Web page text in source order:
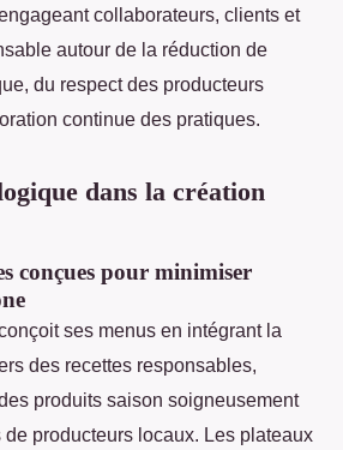
collaborateurs, clients et
autour de la réduction de
du respect des producteurs
continue des pratiques.
dans la création
conçues pour minimiser
ses menus en intégrant la
des recettes responsables,
produits saison soigneusement
producteurs locaux. Les plateaux